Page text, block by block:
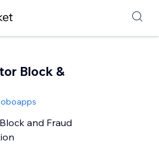
Block &
and Fraud